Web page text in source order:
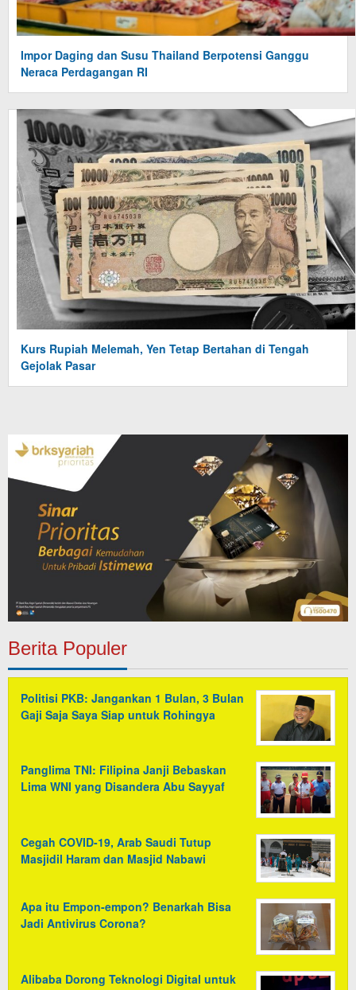
Impor Daging dan Susu Thailand Berpotensi Ganggu
Neraca Perdagangan RI
Kurs Rupiah Melemah, Yen Tetap Bertahan di Tengah
Gejolak Pasar
Berita Populer
Politisi PKB: Jangankan 1 Bulan, 3 Bulan
Gaji Saja Saya Siap untuk Rohingya
Panglima TNI: Filipina Janji Bebaskan
Lima WNI yang Disandera Abu Sayyaf
Cegah COVID-19, Arab Saudi Tutup
Masjidil Haram dan Masjid Nabawi
Apa itu Empon-empon? Benarkah Bisa
Jadi Antivirus Corona?
Alibaba Dorong Teknologi Digital untuk